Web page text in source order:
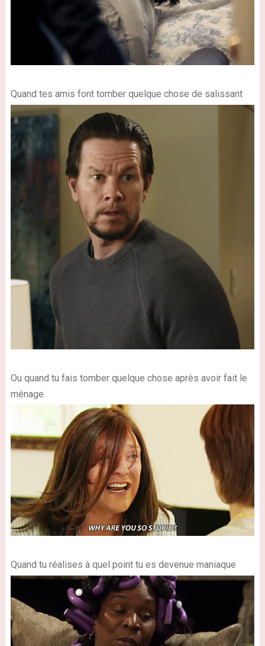
Quand tes amis font tomber quelque chose de salissant
Ou quand tu fais tomber quelque chose après avoir fait le
ménage
Quand tu réalises à quel point tu es devenue maniaque